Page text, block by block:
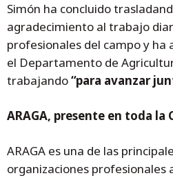
Simón ha concluido
agradecimiento al trabajo
profesionales del campo y ha
el Departamento de
trabajando“para avanzar
ARAGA, presente en toda la
ARAGA es una de las
organizaciones profesionales